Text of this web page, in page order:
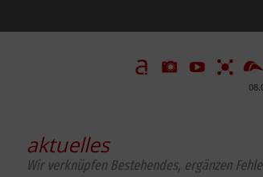
aktuelles
Wir verknüpfen Bestehendes, ergänzen